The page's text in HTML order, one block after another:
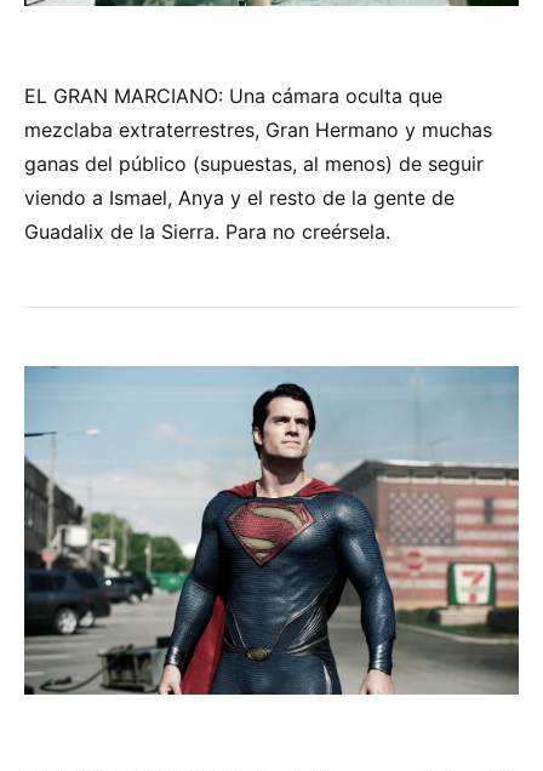
EL GRAN MARCIANO: Una cámara oculta que
mezclaba extraterrestres, Gran Hermano y muchas
ganas del público (supuestas, al menos) de seguir
viendo a Ismael, Anya y el resto de la gente de
Guadalix de la Sierra. Para no creérsela.